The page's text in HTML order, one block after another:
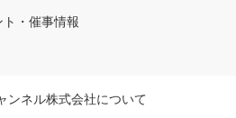
ト・催事情報
ンネル株式会社について